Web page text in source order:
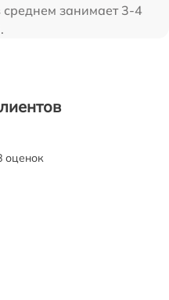
среднем занимает 3-4
оценок